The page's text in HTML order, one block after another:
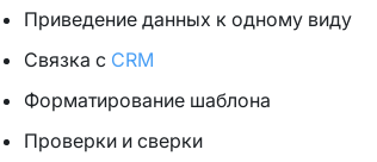
Приведение данных к одному виду
Связка с CRM
Форматирование шаблона
Проверки и сверки